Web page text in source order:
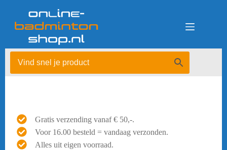
Gratis verzending vanaf € 50,-.
Voor 16.00 besteld = vandaag verzonden.
Alles uit eigen voorraad.